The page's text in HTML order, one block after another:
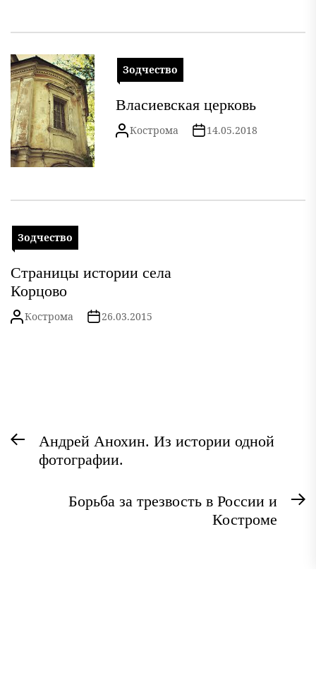
Зодчество
Власиевская церковь
Кострома 14.05.2018
Зодчество
Страницы истории села
Корцово
Кострома 26.03.2015
Навигация
по
записям
Предыдущая
запись:
Андрей Анохин. Из истории одной
фотографии.
Борьба за трезвость в России и
Костроме